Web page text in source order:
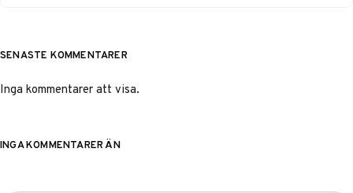
SENASTE KOMMENTARER
Inga kommentarer att visa.
INGA KOMMENTARER ÄN